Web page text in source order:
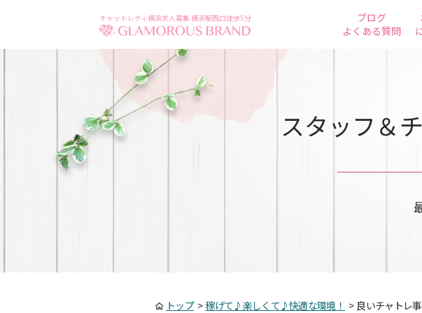
チャットレディ横浜求人募集 横浜駅西口徒歩5分
ブログ
よくある質問
スタッフ＆
トップ> 稼げて♪楽しくて♪快適な環境！ > 良いチャトレ